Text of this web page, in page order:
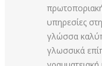
υπηρεσίες
γλώσσα
γλωσσικά